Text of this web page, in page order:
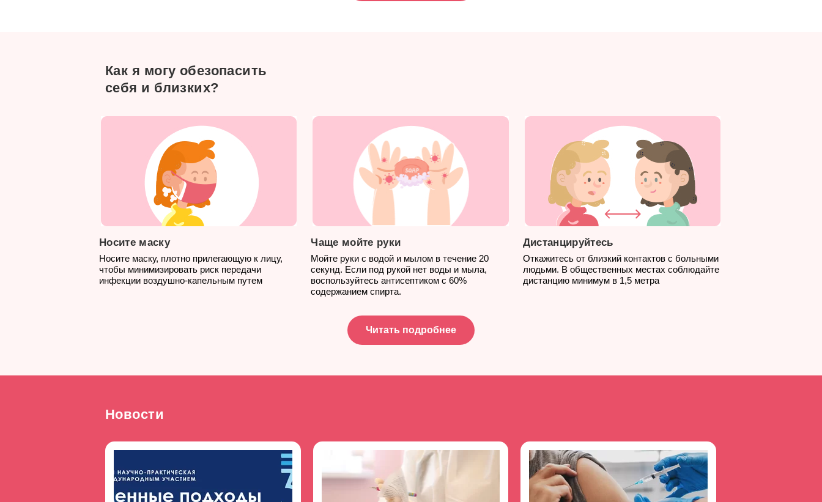
Как я могу обезопасить
себя и близких?
Носите маску
Носите маску, плотно прилегающую к лицу,
чтобы минимизировать риск передачи
инфекции воздушно-капельным путем
Чаще мойте руки
Мойте руки с водой и мылом в течение 20
секунд. Если под рукой нет воды и мыла,
воспользуйтесь антисептиком с 60%
содержанием спирта.
Дистанцируйтесь
Откажитесь от близкий контактов с больными
людьми. В общественных местах соблюдайте
дистанцию минимум в 1,5 метра
Читать подробнее
Новости